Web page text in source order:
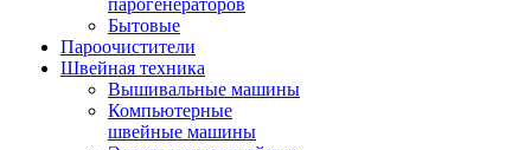
парогенераторов
Бытовые
Пароочистители
Швейная техника
Вышивальные машины
Компьютерные
швейные машины